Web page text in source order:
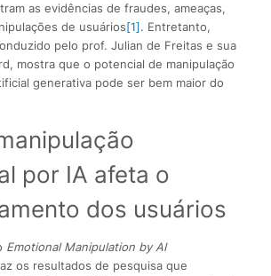
as evidências de fraudes, ameaças,
de usuários[1]. Entretanto,
pelo prof. Julian de Freitas e sua
mostra que o potencial de manipulação
generativa pode ser bem maior do
por IA afeta o
dos usuários
Emotional Manipulation by AI
os resultados de pesquisa que